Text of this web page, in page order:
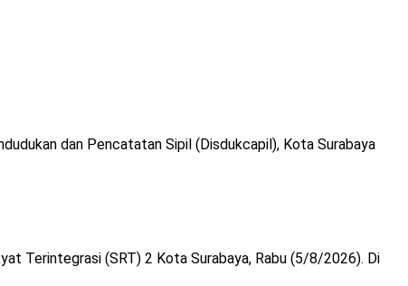
dan Pencatatan Sipil (Disdukcapil), Kota Surabaya
Terintegrasi (SRT) 2 Kota Surabaya, Rabu (5/8/2026). Di